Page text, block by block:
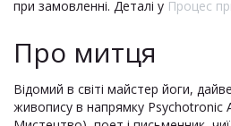
при замовленні. Деталі у Процес
Про митця
Відомий в світі майстер йоги,
живопису в напрямку Psychotronic